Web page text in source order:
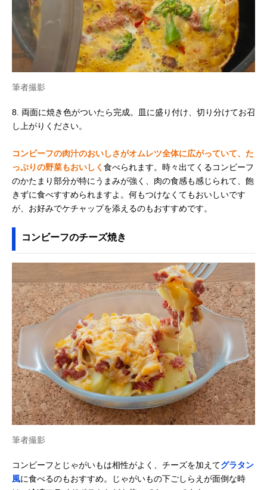
筆者撮影
8. 両面に焼き色がついたら完成。皿に盛り付け、切り分けてお召
し上がりください。
コンビーフの肉汁のおいしさがオムレツ全体に広がっていて、た
っぷりの野菜もおいしく 食べられます。時々出てくるコンビーフ
のかたまり部分が特にうまみが強く、肉の食感も感じられて、飽
きずに食べすすめられますよ。何もつけなくてもおいしいです
が、お好みでケチャップを添えるのもおすすめです。
コンビーフのチーズ焼き
筆者撮影
コンビーフとじゃがいもは相性がよく、チーズを加えてグラタン
風に食べるのもおすすめ。じゃがいもの下ごしらえが面倒な時